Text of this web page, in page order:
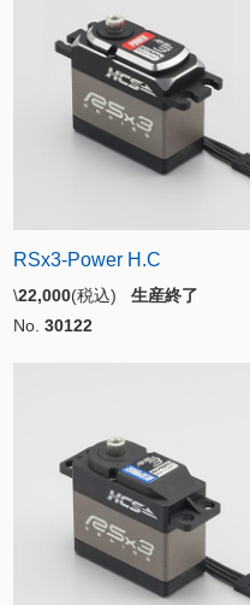
RSx3-Power H.C
\22,000(税込) 生産終了
No. 30122